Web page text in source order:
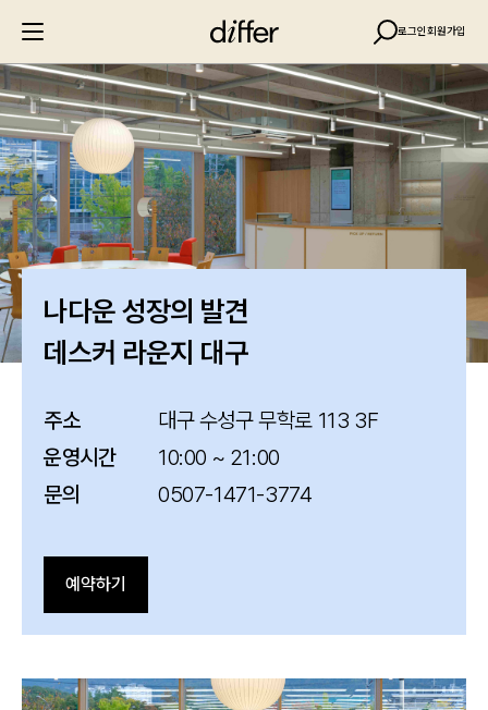
로그인회원가입
나다운 성장의 발견
데스커 라운지 대구
주소
대구 수성구 무학로 113 3F
운영시간
10:00 ~ 21:00
문의
0507-1471-3774
예약하기